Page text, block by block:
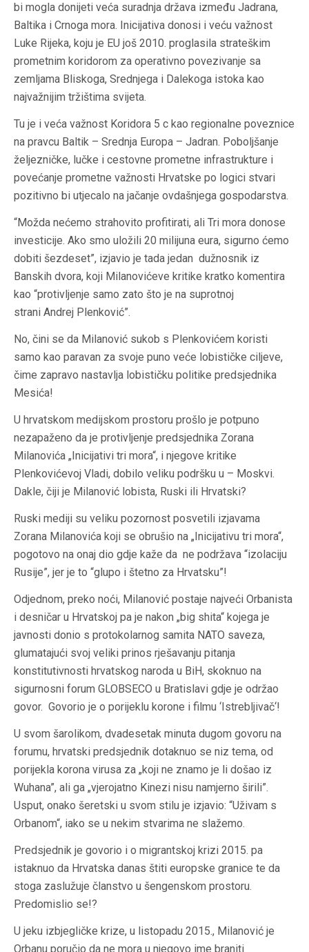
bi mogla donijeti veća suradnja država između Jadrana,
Baltika i Crnoga mora. Inicijativa donosi i veću važnost
Luke Rijeka, koju je EU još 2010. proglasila strateškim
prometnim koridorom za operativno povezivanje sa
zemljama Bliskoga, Srednjega i Dalekoga istoka kao
najvažnijim tržištima svijeta.
Tu je i veća važnost Koridora 5 c kao regionalne poveznice
na pravcu Baltik – Srednja Europa – Jadran. Poboljšanje
željezničke, lučke i cestovne prometne infrastrukture i
povećanje prometne važnosti Hrvatske po logici stvari
pozitivno bi utjecalo na jačanje ovdašnjega gospodarstva.
“Možda nećemo strahovito profitirati, ali Tri mora donose
investicije. Ako smo uložili 20 milijuna eura, sigurno ćemo
dobiti šezdeset”, izjavio je tada jedan dužnosnik iz
Banskih dvora, koji Milanovićeve kritike kratko komentira
kao “protivljenje samo zato što je na suprotnoj
strani Andrej Plenković”.
No, čini se da Milanović sukob s Plenkovićem koristi
samo kao paravan za svoje puno veće lobističke ciljeve,
čime zapravo nastavlja lobističku politike predsjednika
Mesića!
U hrvatskom medijskom prostoru prošlo je potpuno
nezapaženo da je protivljenje predsjednika Zorana
Milanovića „Inicijativi tri mora“, i njegove kritike
Plenkovićevoj Vladi, dobilo veliku podršku u – Moskvi.
Dakle, čiji je Milanović lobista, Ruski ili Hrvatski?
Ruski mediji su veliku pozornost posvetili izjavama
Zorana Milanovića koji se obrušio na „Inicijativu tri mora“,
pogotovo na onaj dio gdje kaže da ne podržava “izolaciju
Rusije”, jer je to “glupo i štetno za Hrvatsku”!
Odjednom, preko noći, Milanović postaje najveći Orbanista
i desničar u Hrvatskoj pa je nakon „big shita“ kojega je
javnosti donio s protokolarnog samita NATO saveza,
glumatajući svoj veliki prinos rješavanju pitanja
konstitutivnosti hrvatskog naroda u BiH, skoknuo na
sigurnosni forum GLOBSECO u Bratislavi gdje je održao
govor. Govorio je o porijeklu korone i filmu ‘Istrebljivač‘!
U svom šarolikom, dvadesetak minuta dugom govoru na
forumu, hrvatski predsjednik dotaknuo se niz tema, od
porijekla korona virusa za „koji ne znamo je li došao iz
Wuhana”, ali ga „vjerojatno Kinezi nisu namjerno širili”.
Usput, onako šeretski u svom stilu je izjavio: “Uživam s
Orbanom“, iako se u nekim stvarima ne slažemo.
Predsjednik je govorio i o migrantskoj krizi 2015. pa
istaknuo da Hrvatska danas štiti europske granice te da
stoga zaslužuje članstvo u šengenskom prostoru.
Predomislio se!?
U jeku izbjegličke krize, u listopadu 2015., Milanović je
Orbanu poručio da ne mora u njegovo ime braniti